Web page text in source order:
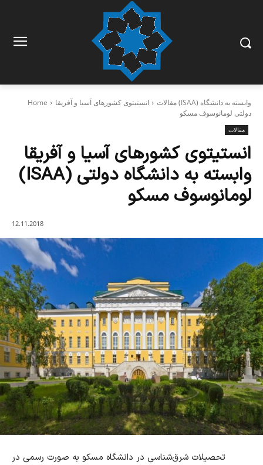
Home مقالات
انستیتوی کشورهای آسیا و آفریقا (ISAA) وابسته به دانشگاه
دولتی لومانوسوف مسکو
مقالات
انستیتوی کشورهای آسیا و آفریقا
(ISAA) وابسته به دانشگاه دولتی
لومانوسوف مسکو
12.11.2018
تحصیلات شرقشناسی در دانشگاه مسکو به صورت رسمی در